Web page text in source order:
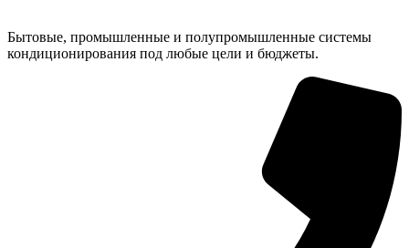
Бытовые, промышленные и полупромышленные системы
кондиционирования под любые цели и бюджеты.